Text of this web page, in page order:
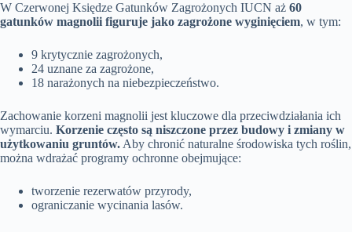
W Czerwonej Księdze Gatunków Zagrożonych IUCN aż 60
gatunków magnolii figuruje jako zagrożone wyginięciem, w tym:
9 krytycznie zagrożonych,
24 uznane za zagrożone,
18 narażonych na niebezpieczeństwo.
Zachowanie korzeni magnolii jest kluczowe dla przeciwdziałania ich
wymarciu. Korzenie często są niszczone przez budowy i zmiany w
użytkowaniu gruntów. Aby chronić naturalne środowiska tych roślin,
można wdrażać programy ochronne obejmujące:
tworzenie rezerwatów przyrody,
ograniczanie wycinania lasów.